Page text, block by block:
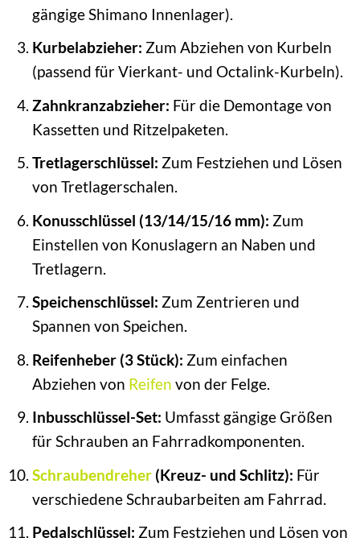
gängige Shimano Innenlager).
Kurbelabzieher: Zum Abziehen von Kurbeln
(passend für Vierkant- und Octalink-Kurbeln).
Zahnkranzabzieher: Für die Demontage von
Kassetten und Ritzelpaketen.
Tretlagerschlüssel: Zum Festziehen und Lösen
von Tretlagerschalen.
Konusschlüssel (13/14/15/16 mm): Zum
Einstellen von Konuslagern an Naben und
Tretlagern.
Speichenschlüssel: Zum Zentrieren und
Spannen von Speichen.
Reifenheber (3 Stück): Zum einfachen
Abziehen von Reifen von der Felge.
Inbusschlüssel-Set: Umfasst gängige Größen
für Schrauben an Fahrradkomponenten.
Schraubendreher(Kreuz- und Schlitz): Für
verschiedene Schraubarbeiten am Fahrrad.
Pedalschlüssel: Zum Festziehen und Lösen von